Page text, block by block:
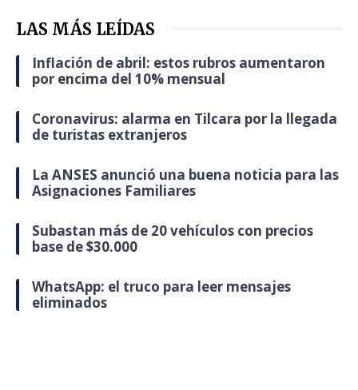
LAS MÁS LEÍDAS
Inflación de abril: estos rubros aumentaron
por encima del 10% mensual
Coronavirus: alarma en Tilcara por la llegada
de turistas extranjeros
La ANSES anunció una buena noticia para las
Asignaciones Familiares
Subastan más de 20 vehículos con precios
base de $30.000
WhatsApp: el truco para leer mensajes
eliminados